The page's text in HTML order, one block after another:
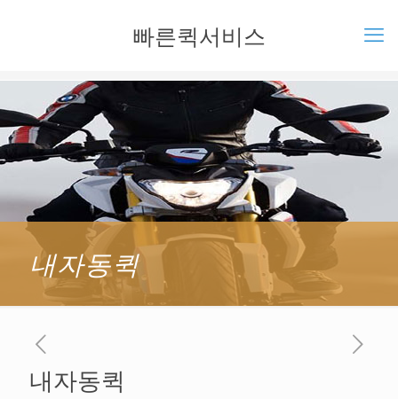
빠른퀵서비스
내자동퀵
내자동퀵